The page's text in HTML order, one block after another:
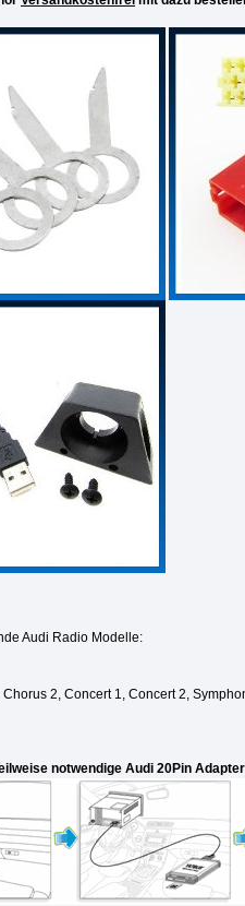
Audi Radio Modelle:
2, Concert 1, Concert 2,
notwendige Audi 20Pin